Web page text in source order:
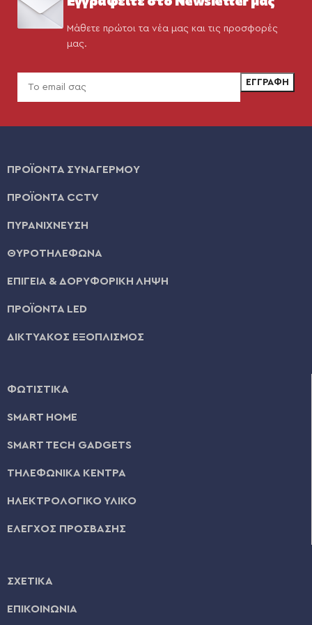
Μάθετε πρώτοι τα νέα μας και τις προσφορές
μας.
ΠΡΟΪΟΝΤΑ ΣΥΝΑΓΕΡΜΟΥ
ΠΡΟΪΟΝΤΑ CCTV
ΠΥΡΑΝΙΧΝΕΥΣΗ
ΘΥΡΟΤΗΛΕΦΩΝΑ
ΕΠΙΓΕΙΑ & ΔΟΡΥΦΟΡΙΚΗ ΛΗΨΗ
ΠΡΟΪΟΝΤΑ LED
ΔΙΚΤΥΑΚΟΣ ΕΞΟΠΛΙΣΜΟΣ
ΦΩΤΙΣΤΙΚΑ
SMART HOME
SMART TECH GADGETS
ΤΗΛΕΦΩΝΙΚΑ ΚΕΝΤΡΑ
ΗΛΕΚΤΡΟΛΟΓΙΚΟ ΥΛΙΚΟ
ΕΛΕΓΧΟΣ ΠΡΟΣΒΑΣΗΣ
ΣΧΕΤΙΚΑ
ΕΠΙΚΟΙΝΩΝΙΑ